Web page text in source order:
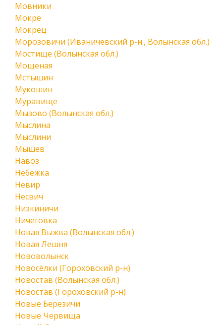
Мовники
Мокре
Мокрец
Морозовичи (Иваничевский р-н., Волынская обл.)
Мостище (Волынская обл.)
Мощеная
Мстышин
Мукошин
Муравище
Мызово (Волынская обл.)
Мыслина
Мыслини
Мышев
Навоз
Небежка
Невир
Несвич
Низкиничи
Ничеговка
Новая Выжва (Волынская обл.)
Новая Лешня
Нововолынск
Новосёлки (Гороховский р-н)
Новостав (Волынская обл.)
Новостав (Гороховский р-н)
Новые Березичи
Новые Червища